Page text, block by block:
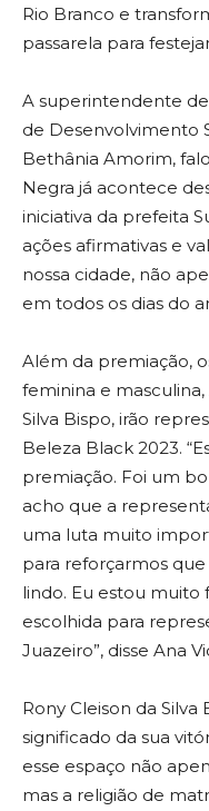
Rio Branco e
passarela para
A superintendente de
de Desenvolvimento
Bethânia Amorim,
Negra já acontece
iniciativa da prefeita
ações afirmativas e
nossa cidade, não
em todos os dias do
Além da premiação,
feminina e
Silva Bispo, irão
Beleza Black 2023.
premiação. Foi um
acho que a
uma luta muito
para reforçarmos
lindo. Eu estou muito
escolhida para
Juazeiro”, disse Ana
Rony Cleison da
significado da sua
esse espaço não
mas a religião de